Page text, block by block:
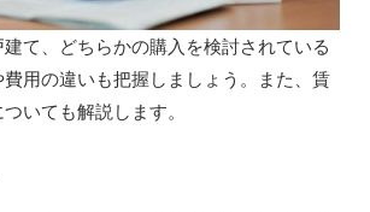
て、どちらかの購入を検討されている
費用の違いも把握しましょう。また、賃
いても解説します。